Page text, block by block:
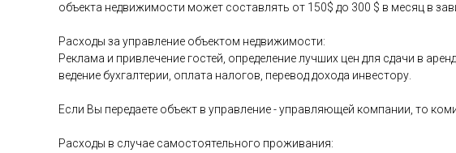
объекта недвижимости может составлять от 150$ до 300 $ в месяц в
Расходы за управление объектом недвижимости:
Реклама и привлечение гостей, определение лучших цен для сдачи в
ведение бухгалтерии, оплата налогов, перевод дохода инвестору.
Если Вы передаете объект в управление - управляющей компании, то
Расходы в случае самостоятельного проживания: